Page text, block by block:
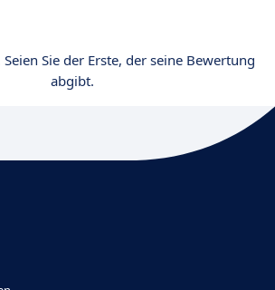
Sie der Erste, der seine Bewertung
abgibt.